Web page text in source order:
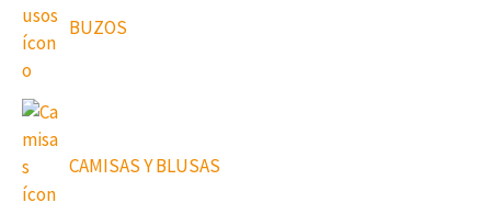
BUZOS
CAMISAS Y BLUSAS